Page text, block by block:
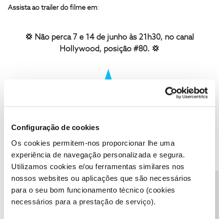
Configuração de cookies
Os cookies permitem-nos proporcionar lhe uma
experiência de navegação personalizada e segura.
Utilizamos cookies e/ou ferramentas similares nos
nossos websites ou aplicações que são necessários
para o seu bom funcionamento técnico (cookies
necessários para a prestação de serviço).
Assista ao trailer do filme em:
💢 Não perca 7 e 14 de junho às 21h30, no canal
Hollywood, posição #80. 💢
Um canal temático de cinema e eventos de interesse para a
permanente. OHollywoodestá disponível para todos os clientes
Fibra e Satélite na posição #80 ou através daNOS TV.
para assistir aos seus filmes favoritos e use as
funcionalidades Restart TVou Gravação Automática